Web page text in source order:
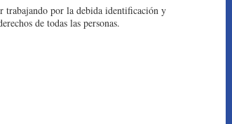
trabajando por la debida identificación y
de todas las personas.